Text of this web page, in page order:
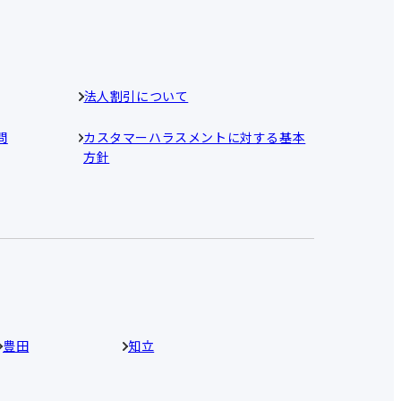
法人割引について
カスタマーハラスメントに対する基本
方針
豊田 知立